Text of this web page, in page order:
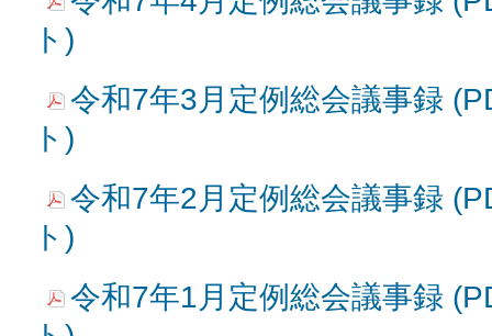
ト)
令和7年3月定例総会議事録
ト)
令和7年2月定例総会議事録
ト)
令和7年1月定例総会議事録